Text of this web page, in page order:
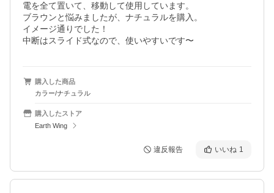
電を全て置いて、移動して使用しています。
ブラウンと悩みましたが、ナチュラルを購入。
イメージ通りでした！
購入した商品
カラー/ナチュラル
購入したストア
Earth Wing
違反報告 いいね 1